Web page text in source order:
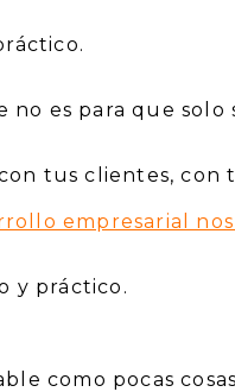
no es para que
tus clientes, con
empresarial
y práctico.
como pocas